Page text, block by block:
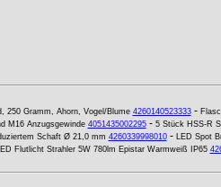
250 Gramm, Ahorn, Vogel/Blume 4260140523333-
M16 Anzugsgewinde 4051435002295- 5 Stück HSS-R
Schaft Ø 21,0 mm 4260339998010- LED Spot
Flutlicht Strahler 5W 780lm Epistar Warmweiß IP65